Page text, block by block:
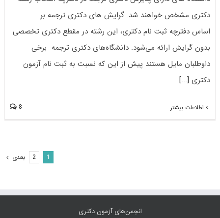
دکتری مشخص خواهند شد. گرایش های دکتری ﺗﺮﺟﻤﻪ بر
اساس دفترچه ثبت نام دکتری، این رشته در مقطع دکتری تخصصی
بدون گرایش ارائه می‌شود. دانشگاه‌های دکتری ﺗﺮﺟﻤﻪ برخی
داوطلبان مایل هستند پیش از این که نسبت به ثبت نام آزمون
دکتری [...]
اطلاعات بیشتر 8
1
2 بعدی
انجمن‌های آزمون دکتری